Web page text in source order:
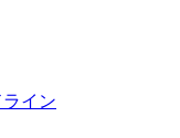
イン